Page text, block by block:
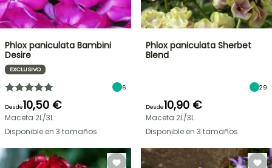
Phlox paniculata Bambini
Desire
EXCLUSIVO
6
Desde10,50 €
Maceta 2L/3L
Disponible en 3 tamaños
Phlox paniculata Sherbet
Blend
29
Desde10,90 €
Maceta 2L/3L
Disponible en 3 tamaños